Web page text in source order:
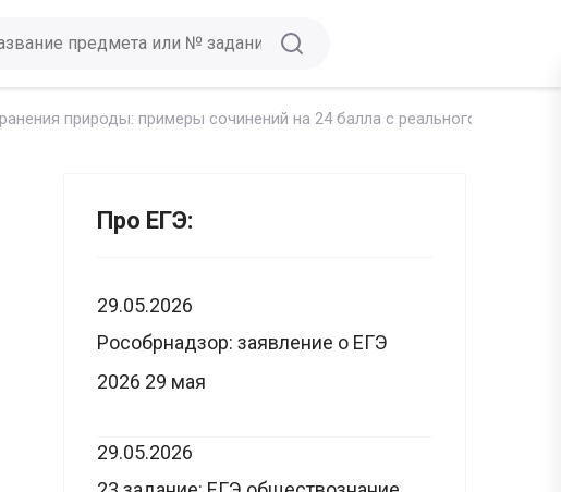
природы: примеры сочинений на 24 балла с реального ЕГЭ
Про ЕГЭ:
29.05.2026
Рособрнадзор: заявление о ЕГЭ
2026 29 мая
29.05.2026